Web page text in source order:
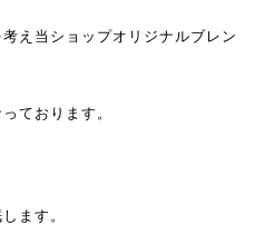
え当ショップオリジナルブレン
ております。
ます。